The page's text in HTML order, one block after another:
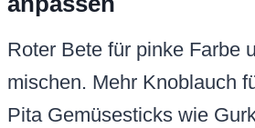
Roter Bete für pinke Farbe
mischen. Mehr Knoblauch
Pita Gemüsesticks wie